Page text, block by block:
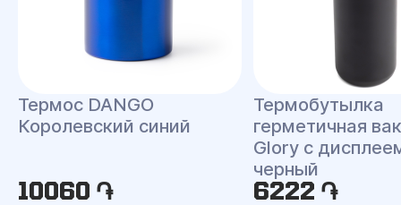
Термос DANGO
Королевский синий
10060 ֏
Термобутылка
герметичная
Glory с
черный
6222 ֏